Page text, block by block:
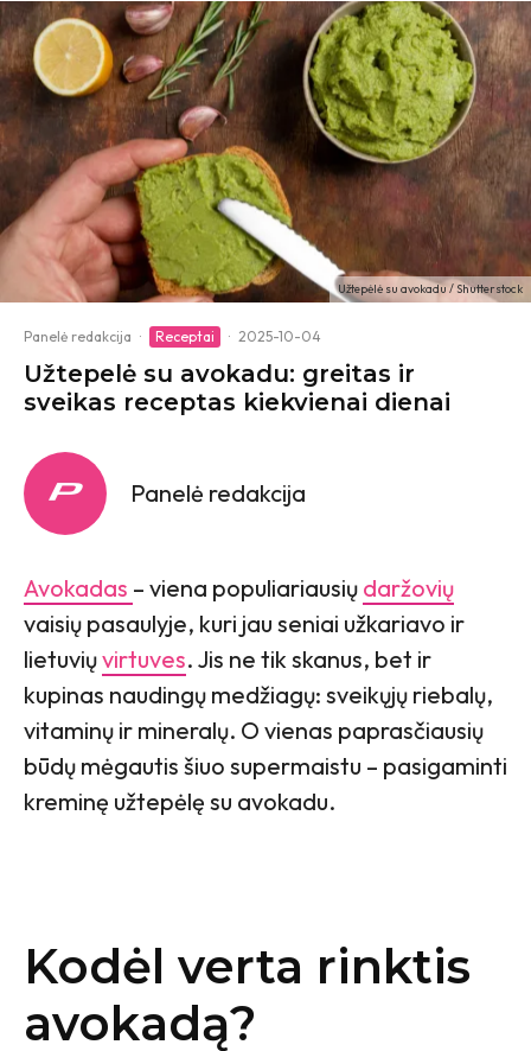
Užtepėlė su avokadu / Shutterstock
Panelė redakcija · Receptai · 2025-10-04
Užtepelė su avokadu: greitas ir
sveikas receptas kiekvienai dienai
Panelė redakcija
Avokadas – viena populiariausių daržovių
vaisių pasaulyje, kuri jau seniai užkariavo ir
lietuviųvirtuves. Jis ne tik skanus, bet ir
kupinas naudingų medžiagų: sveikųjų riebalų,
vitaminų ir mineralų. O vienas paprasčiausių
būdų mėgautis šiuo supermaistu – pasigaminti
kreminę užtepėlę su avokadu.
Kodėl verta rinktis
avokadą?